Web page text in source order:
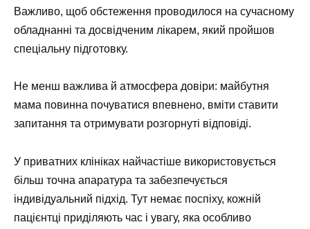
Важливо, щоб обстеження проводилося на сучасному
обладнанні та досвідченим лікарем, який пройшов
спеціальну підготовку.
Не менш важлива й атмосфера довіри: майбутня
мама повинна почуватися впевнено, вміти ставити
запитання та отримувати розгорнуті відповіді.
У приватних клініках найчастіше використовується
більш точна апаратура та забезпечується
індивідуальний підхід. Тут немає поспіху, кожній
пацієнтці приділяють час і увагу, яка особливо